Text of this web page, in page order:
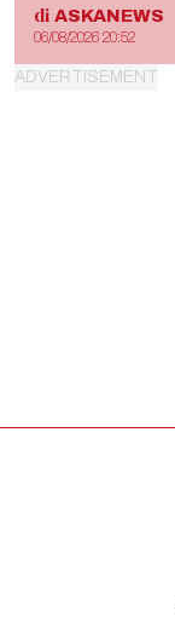
di ASKANEWS
06/08/2026 20:52